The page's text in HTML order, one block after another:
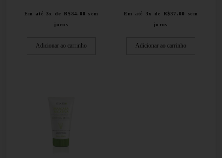
de 5
Em até 3x de R$84.00 sem
juros
Adicionar ao carrinho
de 5
Em até 3x de R$37.00
sem
juros
Adicionar ao carrinho